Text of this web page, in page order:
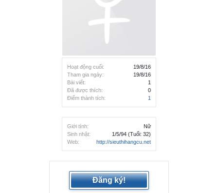
Hoạt động cuối:
19/8/16
Tham gia ngày:
19/8/16
Bài viết:
1
Đã được thích:
0
Điểm thành tích:
1
Giới tính:
Nữ
Sinh nhật:
1/5/94 (Tuổi: 32)
Web:
http://sieuthihangcu.net
Đăng ký!